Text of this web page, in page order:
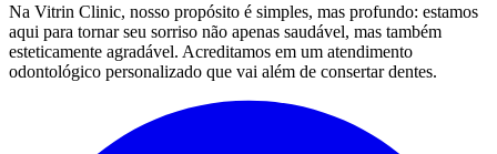
Na Vitrin Clinic, nosso propósito é simples, mas profundo: estamos
aqui para tornar seu sorriso não apenas saudável, mas também
esteticamente agradável. Acreditamos em um atendimento
odontológico personalizado que vai além de consertar dentes.